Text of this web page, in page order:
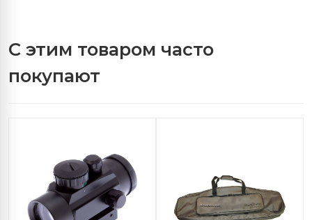
С этим товаром часто
покупают